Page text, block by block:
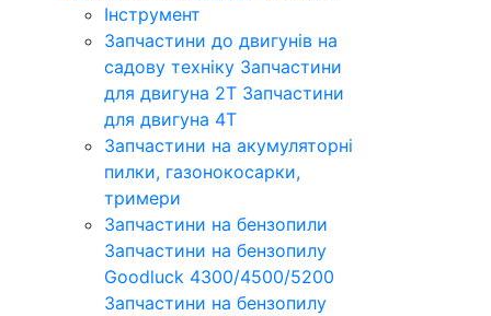
Інструмент
Запчастини до двигунів на
садову техніку Запчастини
для двигуна 2Т Запчастини
для двигуна 4Т
Запчастини на акумуляторні
пилки, газонокосарки,
тримери
Запчастини на бензопили
Запчастини на бензопилу
Goodluck 4300/4500/5200
Запчастини на бензопилу